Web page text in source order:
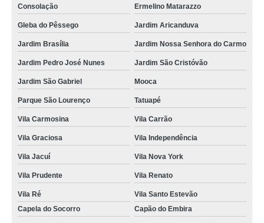
Consolação Ermelino Matarazzo
Gleba do Pêssego Jardim Aricanduva
Jardim Brasília Jardim Nossa Senhora do Carmo
Jardim Pedro José Nunes Jardim São Cristóvão
Jardim São Gabriel Mooca
Parque São Lourenço Tatuapé
Vila Carmosina Vila Carrão
Vila Graciosa Vila Independência
Vila Jacuí Vila Nova York
Vila Prudente Vila Renato
Vila Ré
Vila Santo Estevão
Capela do Socorro
Capão do Embira